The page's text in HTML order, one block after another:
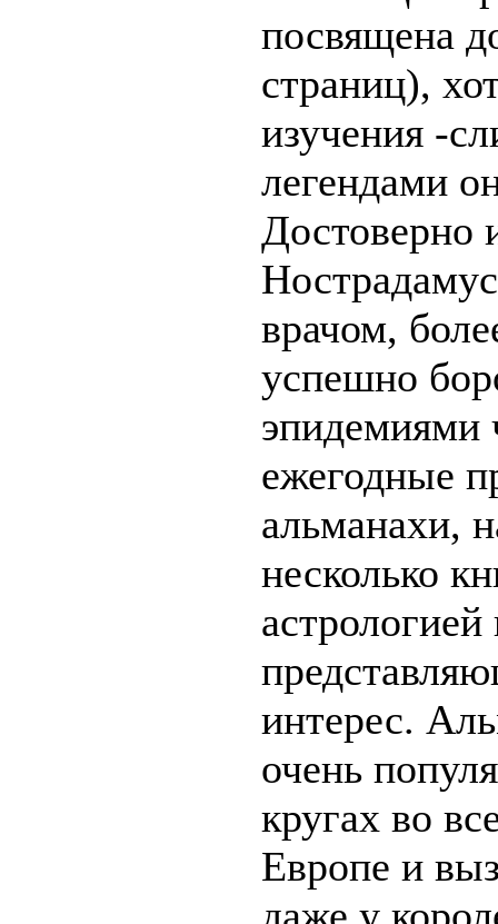
посвящена
страниц),
изучения -
легендами
Достоверно
врачом,
успешно
эпидемиями
ежегодные
альманахи,
несколько
астрологией
интерес.
очень
кругах во
Европе и